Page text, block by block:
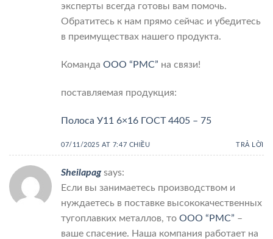
эксперты всегда готовы вам помочь.
Обратитесь к нам прямо сейчас и убедитесь
в преимуществах нашего продукта.
Команда ООО “РМС” на связи!
поставляемая продукция:
Полоса У11 6×16 ГОСТ 4405 – 75
07/11/2025 AT 7:47 CHIỀU TRẢ LỜI
Sheilapag says:
Если вы занимаетесь производством и
нуждаетесь в поставке высококачественных
тугоплавких металлов, то ООО “РМС” –
ваше спасение. Наша компания работает на